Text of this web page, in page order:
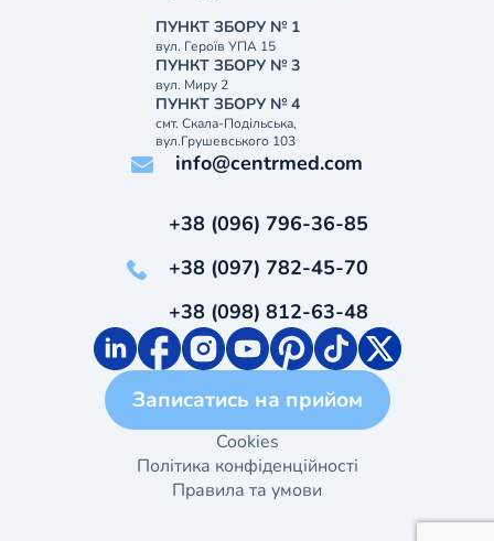
ПУНКТ ЗБОРУ № 1
вул. Героїв УПА 15
ПУНКТ ЗБОРУ № 3
вул. Миру 2
ПУНКТ ЗБОРУ № 4
смт. Скала-Подільська,
вул.Грушевського 103
info@centrmed.com
+38 (096) 796-36-85
+38 (097) 782-45-70
+38 (098) 812-63-48
Записатись на прийом
Cookies
Політика конфіденційності
Правила та умови